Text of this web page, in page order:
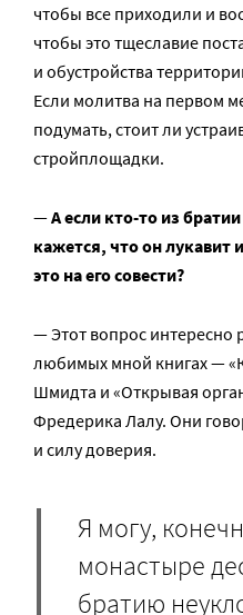
чтобы все приходили и
чтобы это тщеславие
и обустройства
Если молитва на первом
подумать, стоит ли
стройплощадки.
—А если кто-то из
кажется, что он лукавит
это на его совести?
— Этот вопрос интересно
любимых мной книгах —
Шмидта и «Открывая
Фредерика Лалу. Они
и силу доверия.
Я могу,
монастыре
братию